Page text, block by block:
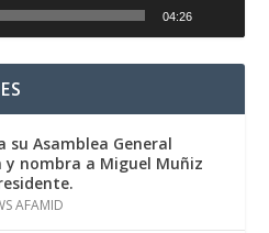
04:26
su Asamblea General
nombra a Miguel Muñiz
AFAMID